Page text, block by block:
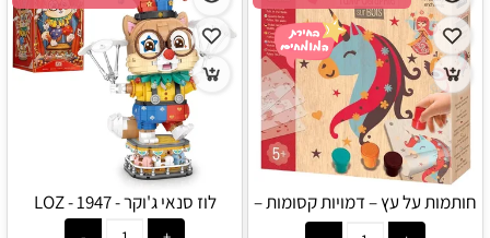
חותמות על עץ – דמויות קסומות –
Crealign
לוז סנאי ג'וקר - 1947 - LOZ